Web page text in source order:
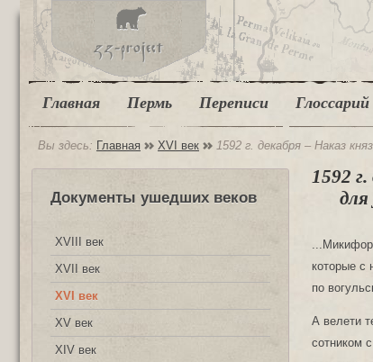
Главная Пермь Переписи Глоссарий
Вы здесь: Главная XVI век 1592 г. декабря – Наказ
Документы ушедших веков
XVIII век
XVII век
XVI век
XV век
XIV век
1592
которые с
по
А велети тем детям боярским собрать на государеву службу на Пелымского князя Лелинских вогуличь с сотником с Кирчеем 25, Вишерских вогуличь с сотником 25, всего их собрати 50 человек; а собрав тех вогуличь, велети детем боярским с ними итти в новой город на Лозву ко князю Петру. А государево жалованное слово сказать, что их государь пожалует, в данех во всяких полегчит, а ныне им дать велеть на Лозве денежное жалованье и хлебное воеводе князю Петру Горчакову. А послано на них со князем Петром 54 рубли, рядовым по рублю человеку, а сотником по 2 рубли человеку; да взять князю Петру ж с Перми на них по чети муки, итого 52 чети, и отвести с Перми на Лозву с собою князю Петру вместе. А розослав детей боярских, самому князю Петру итти из Перми с Микифором вместе, взяв с собой наряд, в новой город на Лозву. А на Березов остров Микифору с товарищи взять с собою наряд. А пришед на Лозву вместе с Ываном Григорьевичем Нагим, под государев запас, и под воевод и ратных людей, и под жилецких и